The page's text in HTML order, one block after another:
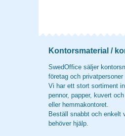
Kontorsmaterial /
SwedOffice säljer
företag och
Vi har ett stort sortiment
pennor, papper, kuvert
eller hemmakontoret.
Beställ snabbt och enkelt
behöver hjälp.